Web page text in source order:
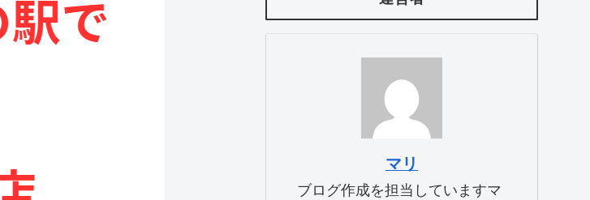
マリ
ブログ作成を担当していますマ